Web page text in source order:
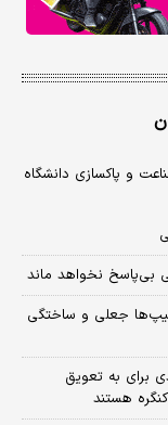
و پاکسازی دانشگاه
بی‌پاسخ نخواهد ماند
جعلی و ساختگی
برای به تعویق
هستند